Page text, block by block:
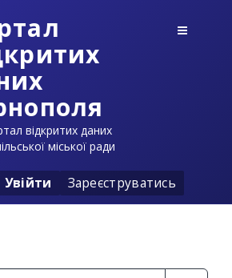
відкритих даних
міської ради
Увійти Зареєструватись